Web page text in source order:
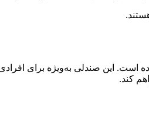
این صندلی به‌ویژه برای افرادی
کند.